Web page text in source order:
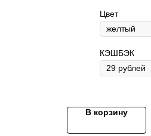
Цвет
КЭШБЭК
В корзину